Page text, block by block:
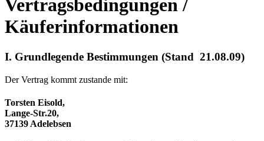
Vertragsbedingungen /
Käuferinformationen
I. Grundlegende Bestimmungen (Stand 21.08.09)
Der Vertrag kommt zustande mit:
Torsten Eisold,
Lange-Str.20,
37139 Adelebsen